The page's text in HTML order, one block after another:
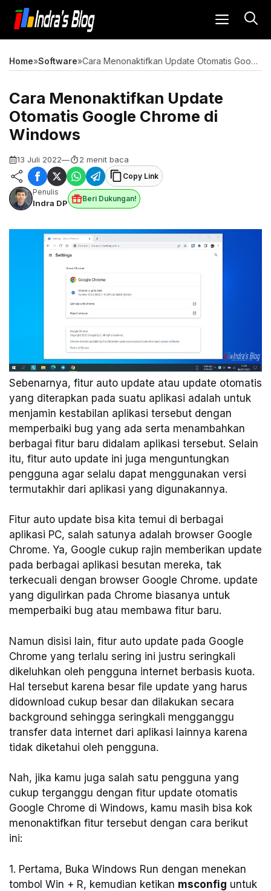
Langsung
isi
MENU
Home»Software» Cara Menonaktifkan Update Otomatis Google Chrome di Windows
Cara Menonaktifkan Update
Otomatis Google Chrome di
Windows
13 Juli 2022— 2 menit baca
Copy Link
Penulis
Indra DP Beri Dukungan!
Sebenarnya, fitur auto update atau update otomatis
yang diterapkan pada suatu aplikasi adalah untuk
menjamin kestabilan aplikasi tersebut dengan
memperbaiki bug yang ada serta menambahkan
berbagai fitur baru didalam aplikasi tersebut. Selain
itu, fitur auto update ini juga menguntungkan
pengguna agar selalu dapat menggunakan versi
termutakhir dari aplikasi yang digunakannya.
Fitur auto update bisa kita temui di berbagai
aplikasi PC, salah satunya adalah browser Google
Chrome. Ya, Google cukup rajin memberikan update
pada berbagai aplikasi besutan mereka, tak
terkecuali dengan browser Google Chrome. update
yang digulirkan pada Chrome biasanya untuk
memperbaiki bug atau membawa fitur baru.
Namun disisi lain, fitur auto update pada Google
Chrome yang terlalu sering ini justru seringkali
dikeluhkan oleh pengguna internet berbasis kuota.
Hal tersebut karena besar file update yang harus
didownload cukup besar dan dilakukan secara
background sehingga seringkali mengganggu
transfer data internet dari aplikasi lainnya karena
tidak diketahui oleh pengguna.
Nah, jika kamu juga salah satu pengguna yang
cukup terganggu dengan fitur update otomatis
Google Chrome di Windows, kamu masih bisa kok
menonaktifkan fitur tersebut dengan cara berikut
ini:
1. Pertama, Buka Windows Run dengan menekan
tombol Win + R, kemudian ketikan msconfig untuk